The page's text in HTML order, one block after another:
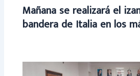
Mañana se realizará el
bandera de Italia en los